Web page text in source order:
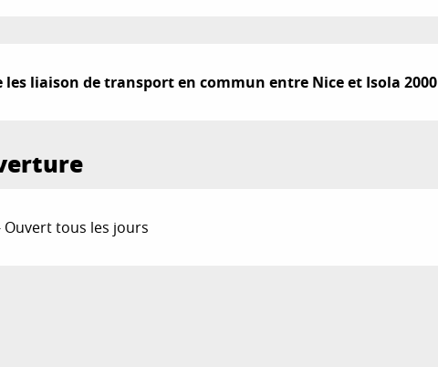
les liaison de transport en commun entre Nice et Isola 2000
Ouvert tous les jours